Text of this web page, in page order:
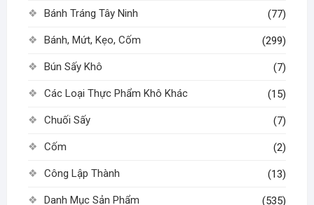
Bánh Tráng Tây Ninh (77)
Bánh, Mứt, Kẹo, Cốm (299)
Bún Sấy Khô (7)
Các Loại Thực Phẩm Khô Khác (15)
Chuối Sấy (7)
Cốm (2)
Công Lập Thành (13)
Danh Mục Sản Phẩm (535)